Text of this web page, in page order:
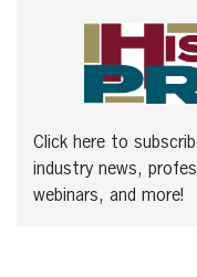
Click here to
industry news,
webinars, and more!